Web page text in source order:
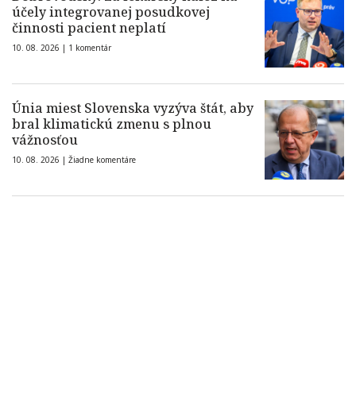
účely integrovanej posudkovej
činnosti pacient neplatí
10. 08. 2026 | 1 komentár
Únia miest Slovenska vyzýva štát, aby
bral klimatickú zmenu s plnou
vážnosťou
10. 08. 2026 | Žiadne komentáre